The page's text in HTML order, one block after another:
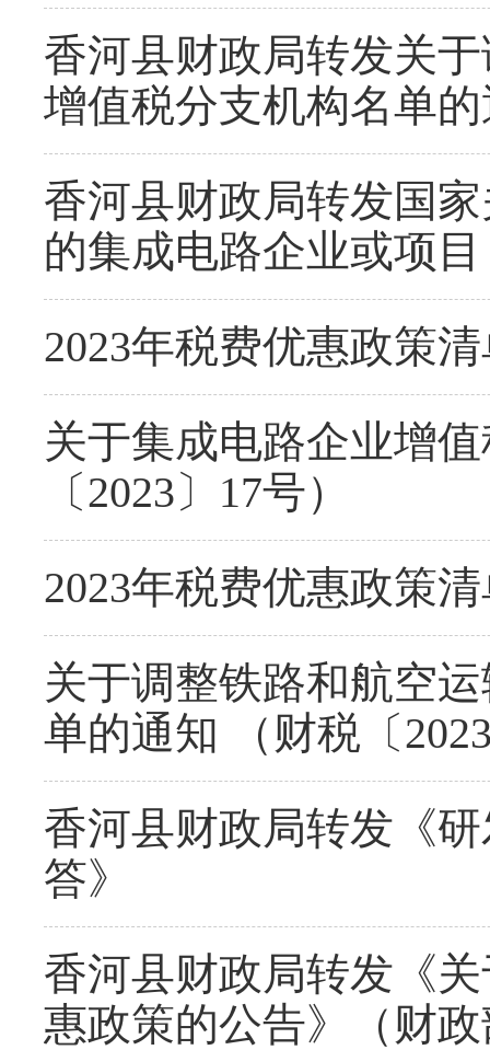
香河县财政局转发关
增值税分支机构名单
香河县财政局转发国
的集成电路企业或项
2023年税费优惠政策清
关于集成电路企业增
〔2023〕17号）
2023年税费优惠政策
关于调整铁路和航空
单的通知 （财税〔
香河县财政局转发《
答》
香河县财政局转发《
惠政策的公告》（财